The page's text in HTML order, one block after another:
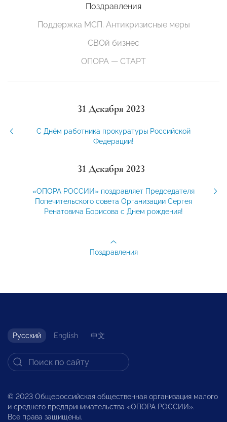
Поздравления
Поддержка МСП. Антикризисные меры
СВОй бизнес
ОПОРА — СТАРТ
31 Декабря 2023
С Днём работника прокуратуры Российской
Федерации!
31 Декабря 2023
«ОПОРА РОССИИ» поздравляет Председателя
Попечительского совета Организации Сергея
Ренатовича Борисова с Днем рождения!
Поздравления
Русский English 中文
© 2023 Общероссийская общественная организация малого
и среднего предпринимательства «ОПОРА РОССИИ».
Все права защищены.